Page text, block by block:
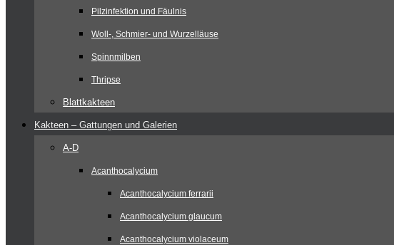
Pilzinfektion und Fäulnis
Woll-, Schmier- und Wurzelläuse
Spinnmilben
Thripse
Blattkakteen
Kakteen – Gattungen und Galerien
A-D
Acanthocalycium
Acanthocalycium ferrarii
Acanthocalycium glaucum
Acanthocalycium violaceum